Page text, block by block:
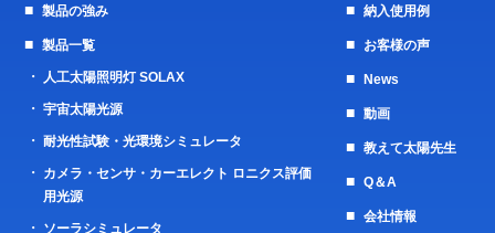
製品の強み
製品一覧
人工太陽照明灯 SOLAX
宇宙太陽光源
耐光性試験・光環境シミュレータ
カメラ・センサ・カーエレクト ロニクス評価
用光源
ソーラシミュレータ
納入使用例
お客様の声
News
動画
教えて太陽先生
Q＆A
会社情報